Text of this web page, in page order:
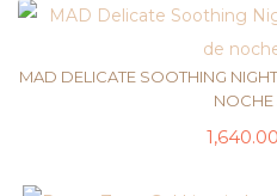
MAD DELICATE SOOTHING
NOCHE
1,640.00